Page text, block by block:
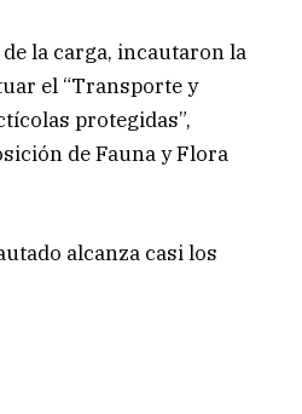
la carga, incautaron la
el “Transporte y
protegidas”,
de Fauna y Flora
alcanza casi los